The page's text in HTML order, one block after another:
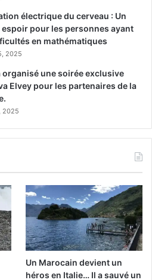
électrique du cerveau : Un
espoir pour les personnes ayant
en mathématiques
2025
organisé une soirée exclusive
Elvey pour les partenaires de la
2025
Un Marocain devient un
héros en Italie… Il a sauvé un